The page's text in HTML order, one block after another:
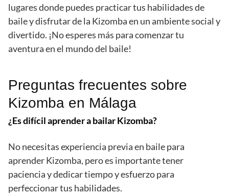
lugares donde puedes practicar tus habilidades de
baile y disfrutar de la Kizomba en un ambiente social y
divertido. ¡No esperes más para comenzar tu
aventura en el mundo del baile!
Preguntas frecuentes sobre
Kizomba en Málaga
¿Es difícil aprender a bailar Kizomba?
No necesitas experiencia previa en baile para
aprender Kizomba, pero es importante tener
paciencia y dedicar tiempo y esfuerzo para
perfeccionar tus habilidades.